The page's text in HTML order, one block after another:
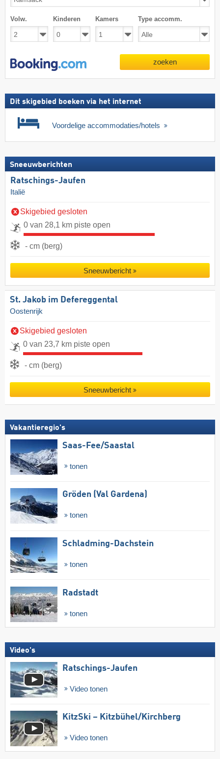
Volw. Kinderen Kamers Type accomm.
zoeken
Dit skigebied boeken via het internet
Voordelige accommodaties/hotels
Sneeuwberichten
Ratschings-Jaufen
Italië
Skigebied gesloten
0 van 28,1 km piste open
- cm (berg)
Sneeuwbericht
St. Jakob im Defereggental
Oostenrijk
Skigebied gesloten
0 van 23,7 km piste open
- cm (berg)
Sneeuwbericht
Vakantieregio's
Saas-Fee/​Saastal
tonen
Gröden (Val Gardena)
tonen
Schladming-Dachstein
tonen
Radstadt
tonen
Video's
Ratschings-Jaufen
Video tonen
KitzSki – Kitzbühel/​Kirchberg
Video tonen